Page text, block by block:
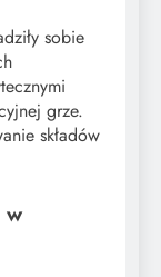
sobie
grze.
składów
w